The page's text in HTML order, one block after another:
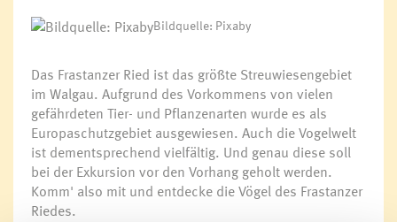
Bildquelle: Pixaby
Das Frastanzer Ried ist das größte Streuwiesengebiet
im Walgau. Aufgrund des Vorkommens von vielen
gefährdeten Tier- und Pflanzenarten wurde es als
Europaschutzgebiet ausgewiesen. Auch die Vogelwelt
ist dementsprechend vielfältig. Und genau diese soll
bei der Exkursion vor den Vorhang geholt werden.
Komm' also mit und entdecke die Vögel des Frastanzer
Riedes.